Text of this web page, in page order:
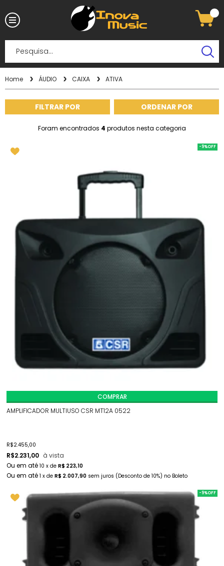
Home ÁUDIO CAIXA ATIVA
FILTRAR POR ORDENAR POR
Foram encontrados 4 produtos nesta categoria
-9%
AMPLIFICADOR MULTIUSO CSR MT12A 0522
R$2.455,00
R$2.231,00 à vista
10 x de R$ 223,10
1 x de R$ 2.007,90 sem juros (Desconto de 10%) no Boleto
COMPRAR
-9%